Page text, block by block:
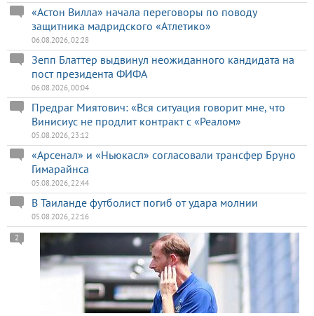
«Астон Вилла» начала переговоры по поводу
защитника мадридского «Атлетико»
06.08.2026, 02:28
Зепп Блаттер выдвинул неожиданного кандидата на
пост президента ФИФА
06.08.2026, 00:04
Предраг Миятович: «Вся ситуация говорит мне, что
Винисиус не продлит контракт с «Реалом»
05.08.2026, 23:12
«Арсенал» и «Ньюкасл» согласовали трансфер Бруно
Гимарайнса
05.08.2026, 22:44
В Таиланде футболист погиб от удара молнии
05.08.2026, 22:16
2